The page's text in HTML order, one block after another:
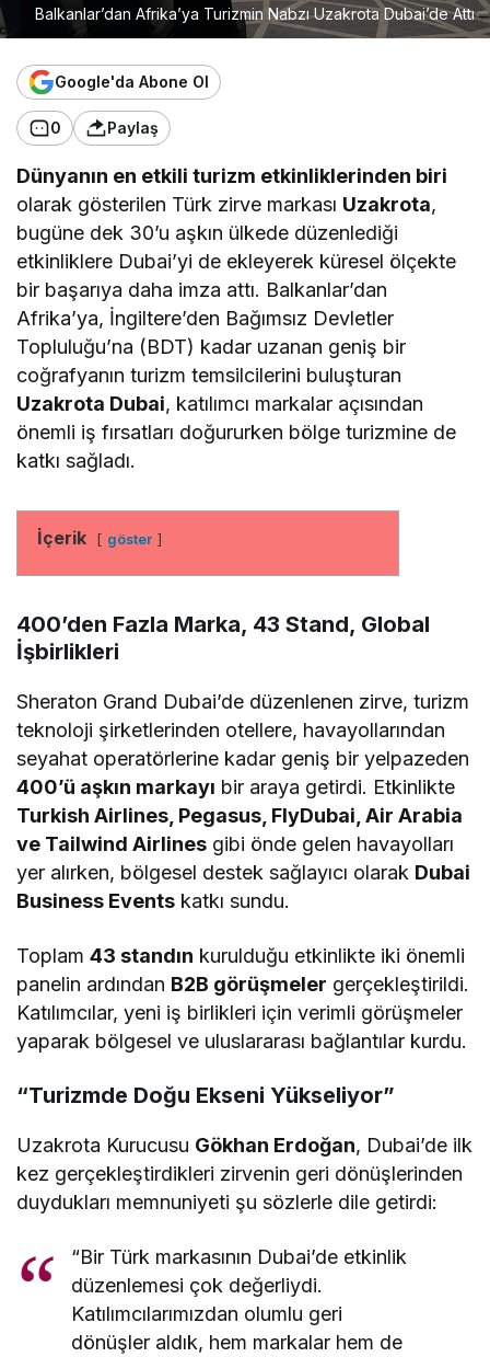
Balkanlar’dan Afrika’ya Turizmin Nabzı Uzakrota Dubai’de Attı
Google'da Abone Ol
0 Paylaş
Dünyanın en etkili turizm etkinliklerinden biri
olarak gösterilen Türk zirve markası Uzakrota,
bugüne dek 30’u aşkın ülkede düzenlediği
etkinliklere Dubai’yi de ekleyerek küresel ölçekte
bir başarıya daha imza attı. Balkanlar’dan
Afrika’ya, İngiltere’den Bağımsız Devletler
Topluluğu’na (BDT) kadar uzanan geniş bir
coğrafyanın turizm temsilcilerini buluşturan
Uzakrota Dubai, katılımcı markalar açısından
önemli iş fırsatları doğururken bölge turizmine de
katkı sağladı.
İçerik göster
400’den Fazla Marka, 43 Stand, Global
İşbirlikleri
Sheraton Grand Dubai’de düzenlenen zirve, turizm
teknoloji şirketlerinden otellere, havayollarından
seyahat operatörlerine kadar geniş bir yelpazeden
400’ü aşkın markayı bir araya getirdi. Etkinlikte
Turkish Airlines, Pegasus, FlyDubai, Air Arabia
ve Tailwind Airlines gibi önde gelen havayolları
yer alırken, bölgesel destek sağlayıcı olarak Dubai
Business Events katkı sundu.
Toplam43 standın kurulduğu etkinlikte iki önemli
panelin ardından B2B görüşmeler gerçekleştirildi.
Katılımcılar, yeni iş birlikleri için verimli görüşmeler
yaparak bölgesel ve uluslararası bağlantılar kurdu.
“Turizmde Doğu Ekseni Yükseliyor”
Uzakrota Kurucusu Gökhan Erdoğan, Dubai’de ilk
kez gerçekleştirdikleri zirvenin geri dönüşlerinden
duydukları memnuniyeti şu sözlerle dile getirdi:
“Bir Türk markasının Dubai’de etkinlik
düzenlemesi çok değerliydi.
Katılımcılarımızdan olumlu geri
dönüşler aldık, hem markalar hem de